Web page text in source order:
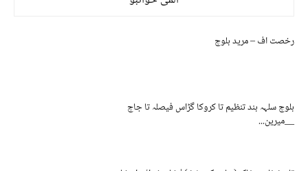
رخصت اف – مرید بلوچ
بلوچ سلہہ بند تنظیم تا کروکا گڑاس فیصلہ تا جاچ
__میرین...